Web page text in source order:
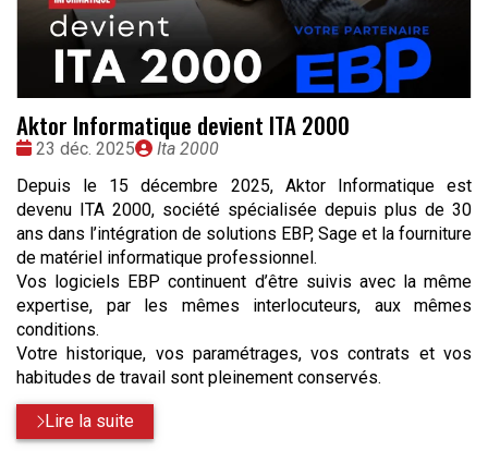
Aktor Informatique devient ITA 2000
Date
23 déc. 2025
Publié
Ita 2000
Depuis le 15 décembre 2025, Aktor Informatique est
devenu ITA 2000, société spécialisée depuis plus de 30
ans dans l’intégration de solutions EBP, Sage et la fourniture
de matériel informatique professionnel.
Vos logiciels EBP continuent d’être suivis avec la même
expertise, par les mêmes interlocuteurs, aux mêmes
conditions.
Votre historique, vos paramétrages, vos contrats et vos
habitudes de travail sont pleinement conservés.
Lire la suite